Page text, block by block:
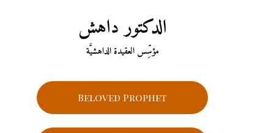
الدكتور داهش
مؤسِّس العقيدة الداهشيَّة
Beloved Prophet